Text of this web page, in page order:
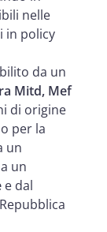
nelle
in policy
da un
Mitd, Mef
di origine
per la
un
un
e dal